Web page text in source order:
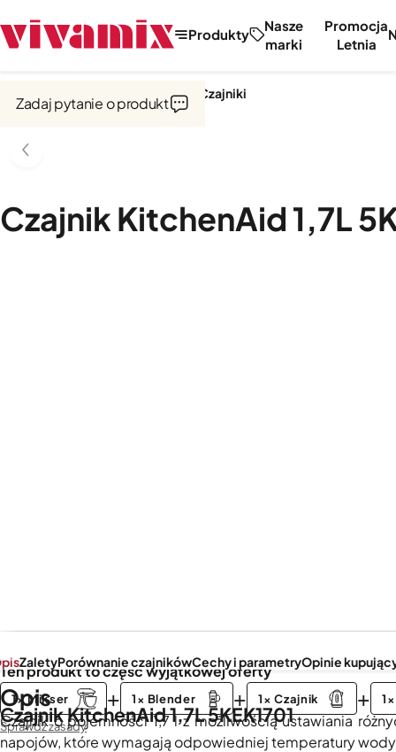
Produkty
Nasze
marki
Promocja
Letnia
Czajniki i tostery Czajniki
Czajnik KitchenAid 1,7L
Zadaj pytanie o produkt
Ten produkt to część wyjątkowej oferty
1× Mikser + 1× Blender + 1× Czajnik +
Sprawdź zasady
Czajnik KitchenAid 1,7L 5KEK1701
ZaletyPorównanie czajnikówCechy i parametryOpinie
Opis
Czajnik o pojemności 1,7 l z możliwością ustawiania
napojów, które wymagają odpowiedniej temperatury